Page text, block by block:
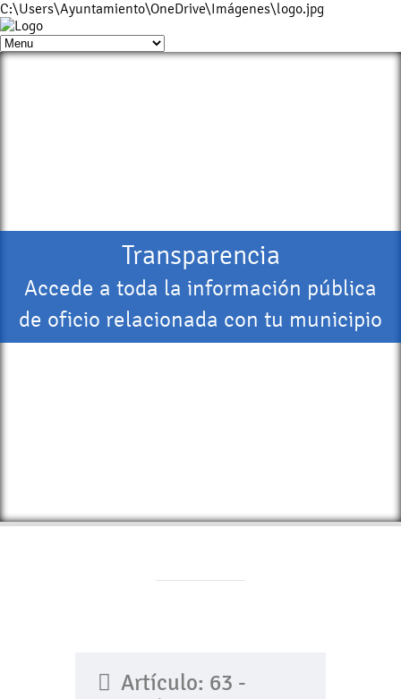
C:\Users\Ayuntamiento\OneDrive\Imágenes\logo.jpg
Transparencia
Accede a toda la información pública
de oficio relacionada con tu municipio
Artículo: 63 -